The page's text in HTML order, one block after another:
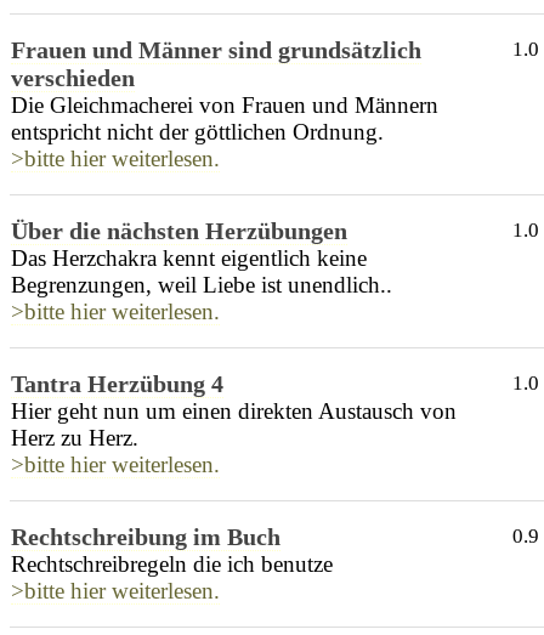
Frauen und Männer sind grundsätzlich
verschieden
Die Gleichmacherei von Frauen und Männern
entspricht nicht der göttlichen Ordnung.
>bitte hier weiterlesen.
1.0
Über die nächsten Herzübungen
Das Herzchakra kennt eigentlich keine
Begrenzungen, weil Liebe ist unendlich..
>bitte hier weiterlesen.
1.0
Tantra Herzübung 4
Hier geht nun um einen direkten Austausch von
Herz zu Herz.
>bitte hier weiterlesen.
1.0
Rechtschreibung im Buch
Rechtschreibregeln die ich benutze
>bitte hier weiterlesen.
0.9